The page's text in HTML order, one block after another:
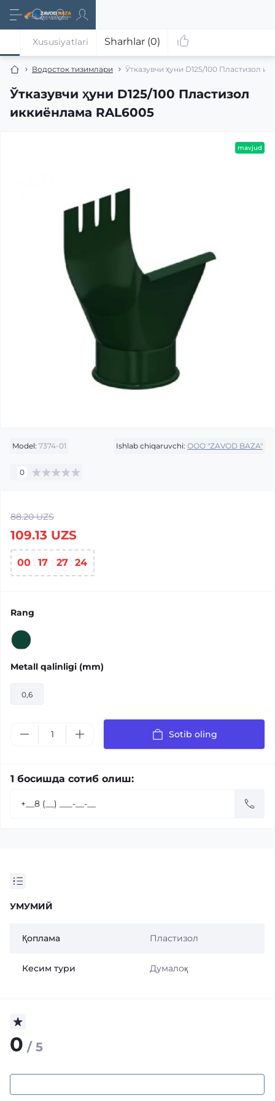
Водосток тизимлари Ўтказувчи ҳуни D125/100 Пластизол
Ўтказувчи ҳуни D125/100 Пластизол
иккиёнлама RAL6005
Xususiyatlari Sharhlar (0)
mavjud
Model: 7374-01 Ishlab chiqaruvchi: OOO "ZAVOD BAZA"
0
88.20 UZS
109.13 UZS
00 17 27 23
Rang
Metall qalinligi (mm)
0,6
Sotib oling
1 босишда сотиб олиш:
УМУМИЙ
Қоплама Пластизол
Кесим тури Думалоқ
0 / 5